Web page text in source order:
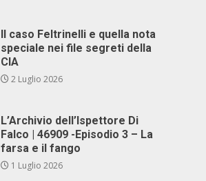
Il caso Feltrinelli e quella nota
speciale nei file segreti della
CIA
2 Luglio 2026
L’Archivio dell’Ispettore Di
Falco | 46909 -Episodio 3 – La
farsa e il fango
1 Luglio 2026